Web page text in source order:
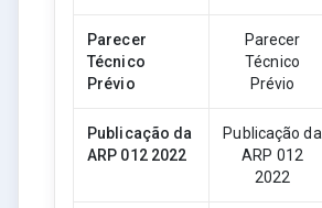
Parecer
Técnico
Prévio
Parecer
Técnico
Prévio
Publicação da
ARP 012 2022
Publicação da
ARP 012
2022